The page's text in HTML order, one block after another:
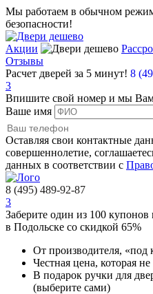
Мы работаем в обычном
безопасности!
Акции
Отзывы
Расчет дверей за 5 минут! 8
3
Впишите свой номер и мы
Ваше имя
Оставляя свои контактные
совершеннолетие,
данных в соответствии с
8 (495) 489-92-87
3
Заберите один из 100 купонов
в Подольске со скидкой 65%
От производителя, «под
Честная цена, которая
В подарок ручки для
(выберите сами)